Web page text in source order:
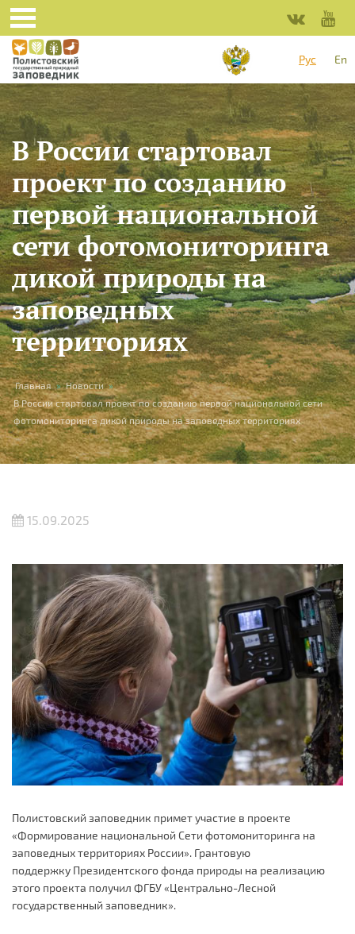
Перейти к основному содержанию
Рус
En
В России стартовал
проект по созданию
первой национальной
сети фотомониторинга
дикой природы на
заповедных
территориях
Вы здесь
Главная » Новости »
В России стартовал проект по созданию первой национальной сети
фотомониторинга дикой природы на заповедных территориях
15.09.2025
Полистовский заповедник примет участие в проекте
«Формирование национальной Сети фотомониторинга на
заповедных территориях России». Грантовую
поддержку Президентского фонда природы на реализацию
этого проекта получил ФГБУ «Центрально-Лесной
государственный заповедник».